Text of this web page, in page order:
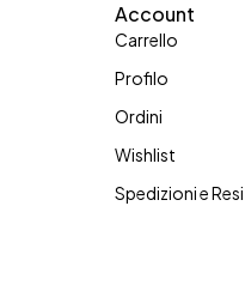
Account
Carrello
Profilo
Ordini
Wishlist
Spedizioni e Resi